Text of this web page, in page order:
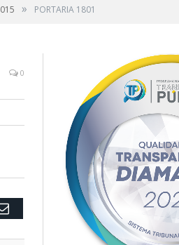
» PORTARIA 1801
0
Email